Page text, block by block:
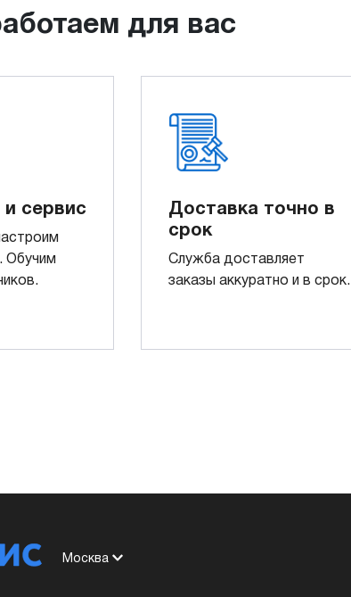
для вас
и сервис
Обучим
Доставка точно в
срок
Служба доставляет
заказы аккуратно и в срок.
Москва